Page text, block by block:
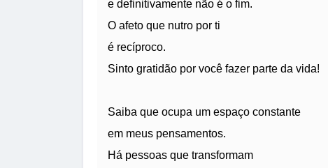
e definitivamente não é o fim.
O afeto que nutro por ti
é recíproco.
Sinto gratidão por você fazer parte da vida!
Saiba que ocupa um espaço constante
em meus pensamentos.
Há pessoas que transformam